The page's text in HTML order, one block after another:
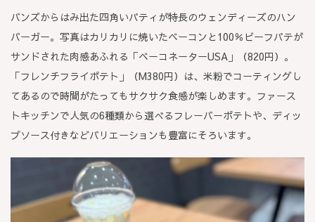
バンズからはみ出た四角いパティが特長のウェンディーズのハン
バーガー。写真はカリカリに焼いたベーコンと100％ビーフパテが
サンドされた肉感あふれる「ベーコネーターUSA」（820円）。
「フレンチフライポテト」（M380円）は、米粉でコーティングし
てあるので時間がたってもサクサク食感が楽しめます。ファース
トキッチンで人気の6種類から選べるフレーバーポテトや、ディッ
プソース付きなどバリエーションも豊富にそろいます。